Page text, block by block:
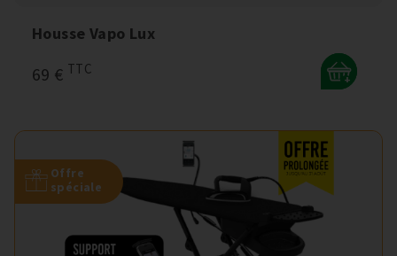
Housse Vapo Lux
69 € TTC
+
Offre
spéciale